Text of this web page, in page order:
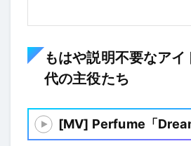
もはや説明不要なアイ
代の主役たち
[MV] Perfume「